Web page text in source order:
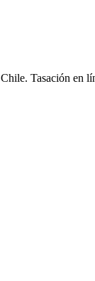
Tasación en